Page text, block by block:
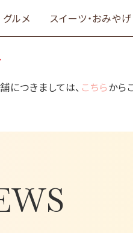
グルメ スイーツ・おみやげ
つきましては、 こちらから